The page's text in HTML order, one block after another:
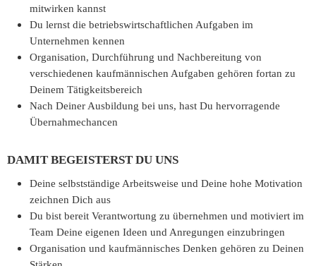
mitwirken kannst
Du lernst die betriebswirtschaftlichen Aufgaben im
Unternehmen kennen
Organisation, Durchführung und Nachbereitung von
verschiedenen kaufmännischen Aufgaben gehören fortan zu
Deinem Tätigkeitsbereich
Nach Deiner Ausbildung bei uns, hast Du hervorragende
Übernahmechancen
DAMIT BEGEISTERST DU UNS
Deine selbstständige Arbeitsweise und Deine hohe Motivation
zeichnen Dich aus
Du bist bereit Verantwortung zu übernehmen und motiviert im
Team Deine eigenen Ideen und Anregungen einzubringen
Organisation und kaufmännisches Denken gehören zu Deinen